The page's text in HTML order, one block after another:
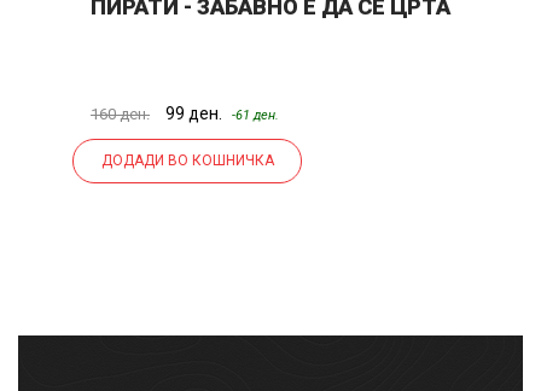
ПИРАТИ - ЗАБАВНО Е ДА СЕ ЦРТА
160 ден. 99 ден. -61 ден.
ДОДАДИ ВО КОШНИЧКА